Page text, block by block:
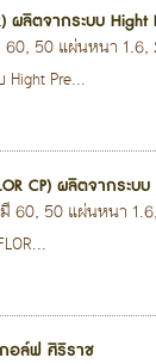
ลิตจากระบบ Hight
50 แผ่นหนา
Pre...
CP) ผลิตจากระบ
60, 50 แผ่นหนา
กอล์ฟ ศิริราช